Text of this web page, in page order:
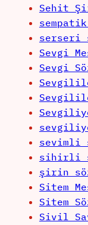
Sehit
serseri
Sevgi
Sevgi
sevimli
sihirli
şirin
Sitem
Sitem
Sivil